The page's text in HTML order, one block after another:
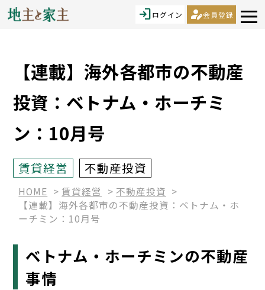
loginログイン person_edit会員登録
【連載】海外各都市の不動産
投資：ベトナム・ホーチミ
ン：10月号
賃貸経営 不動産投資
HOME 賃貸経営
不動産投資
【連載】海外各都市の不動産投資：ベトナム・ホ
ーチミン：10月号
ベトナム・ホーチミンの不動産
事情